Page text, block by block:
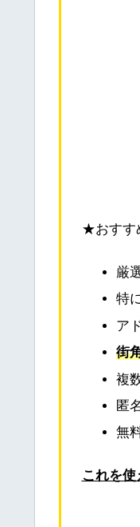
★おすす
厳
特
ア
街
複
匿
無
これを